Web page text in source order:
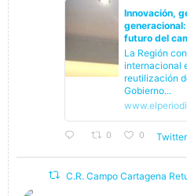
Innovación,
futuro del
La Región
internacional
reutilización
Gobierno...
0 0 Twitter
C.R. Campo Cartagena